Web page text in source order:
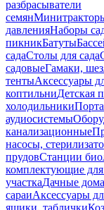
разбрасыватели
семян
давленияНаборы
пикникБатуты
садаСтолы для сада
садовыеГамаки,
тентыАксессуары
коптильниДетская
холодильники
аудиосистемы
канализационные
насосы,
прудовСтанции
комплектующие
участкаДачные дома
сараиАксессуары
ящики, таблички